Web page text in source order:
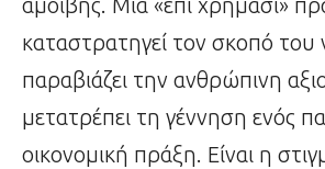
αμοιβής. Μια «επί χρήμασι»
καταστρατηγεί τον σκοπό του
παραβιάζει την ανθρώπινη
μετατρέπει τη γέννηση ενός
οικονομική πράξη. Είναι η